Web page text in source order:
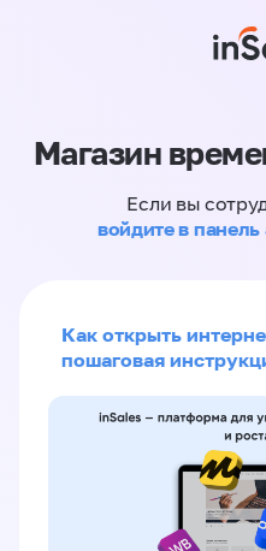
Магазин
Если вы
войдите в
Как открыть
пошаговая